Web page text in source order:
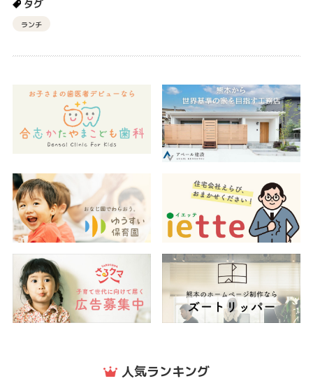
タグ
ランチ
人気ランキング